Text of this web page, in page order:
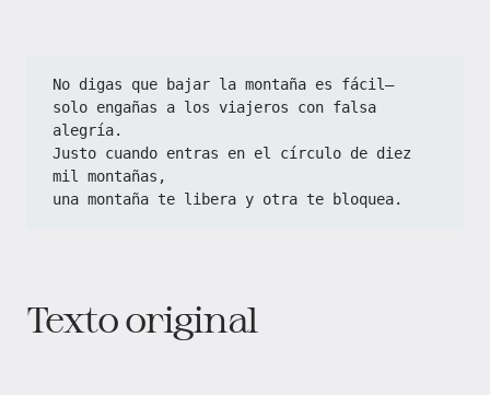
No digas que bajar la montaña es fácil—
solo engañas a los viajeros con falsa
alegría.
Justo cuando entras en el círculo de diez
mil montañas,
una montaña te libera y otra te bloquea.
Texto original